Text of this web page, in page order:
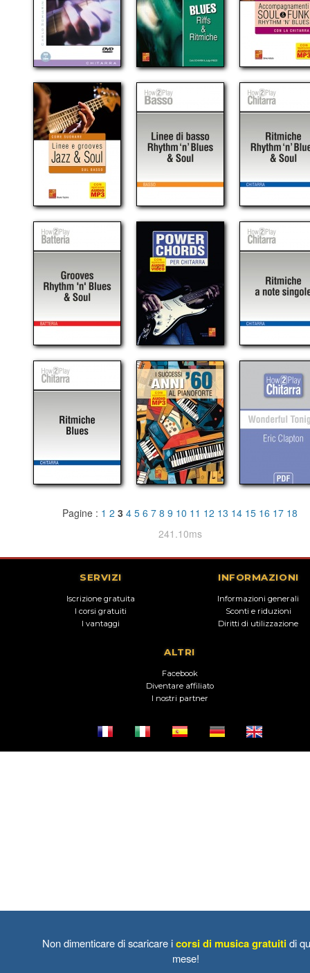
Pagine : 1 2 3 4 5 6 7 8 9 10 11 12 13 14 15 16 17 18
241.10ms
SERVIZI
Iscrizione gratuita
I corsi gratuiti
I vantaggi
INFORMAZIONI
Informazioni generali
Sconti e riduzioni
Diritti di utilizzazione
ALTRI
Facebook
Diventare affiliato
I nostri partner
Non dimenticare di scaricare icorsi di musica gratuiti di
mese!